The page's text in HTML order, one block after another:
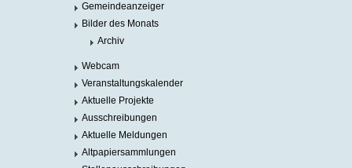
Gemeindeanzeiger
Bilder des Monats
Archiv
Webcam
Veranstaltungskalender
Aktuelle Projekte
Ausschreibungen
Aktuelle Meldungen
Altpapiersammlungen